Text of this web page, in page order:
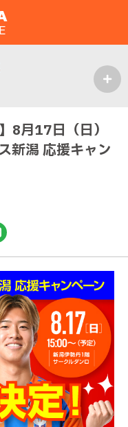
8月17日（日）
新潟 応援キャン